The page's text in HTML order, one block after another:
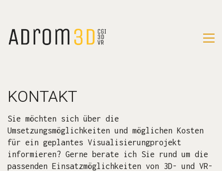
KONTAKT
Sie möchten sich über die
Umsetzungsmöglichkeiten und möglichen Kosten
für ein geplantes Visualisierungprojekt
informieren? Gerne berate ich Sie rund um die
passenden Einsatzmöglichkeiten von 3D- und VR-